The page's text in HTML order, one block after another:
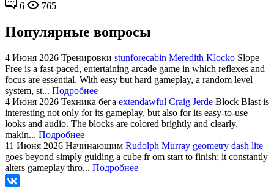
6
765
Популярные вопросы
4 Июня 2026 Тренировки stunforecabin Meredith Klocko Slope
Free is a fast-paced, entertaining arcade game in which reflexes and
focus are essential. With easy but hard gameplay, a random level
system, st... Подробнее
4 Июня 2026 Техника бега extendawful Craig Jerde Block Blast is
interesting not only for its gameplay, but also for its easy-to-use
looks and audio. The blocks are colored brightly and clearly,
makin... Подробнее
11 Июня 2026 Начинающим Rudolph Murray geometry dash lite
goes beyond simply guiding a cube fr om start to finish; it constantly
alters gameplay thro... Подробнее